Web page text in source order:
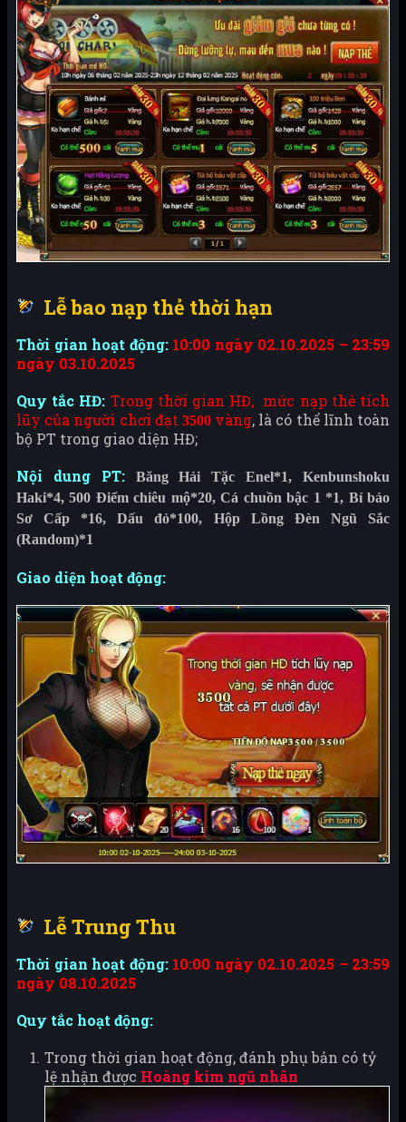
Lễ bao nạp thẻ thời hạn
Thời gian hoạt động: 10:00 ngày 02.10.2025 – 23:59
ngày 03.10.2025
Quy tắc HĐ: Trong thời gian HĐ, mức nạp thẻ tích
lũy của người chơi đạt 3500vàng, là có thể lĩnh toàn
bộ PT trong giao diện HĐ;
Nội dung PT:
Băng Hải Tặc Enel*1, Kenbunshoku
Haki*4, 500 Điểm chiêu mộ*20, Cá chuồn bậc 1 *1, Bí bảo
Sơ Cấp *16, Dấu đỏ*100, Hộp Lồng Đèn Ngũ Sắc
(Random)*1
Giao diện hoạt động:
Lễ Trung Thu
Thời gian hoạt động: 10:00 ngày 02.10.2025 – 23:59
ngày 08.10.2025
Quy tắc hoạt động:
Trong thời gian hoạt động, đánh phụ bản có tỷ
lệ nhận được Hoàng kim ngũ nhân